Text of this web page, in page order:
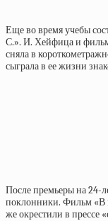
Еще во время учебы
С.». И. Хейфица и
сняла в
сыграла в ее жизни
После премьеры на 24-
поклонники. Фильм «В
же окрестили в прессе